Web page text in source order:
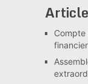
Compte